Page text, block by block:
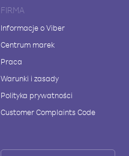
FIRMA
Informacje o Viber
Centrum marek
Praca
Warunki i zasady
Polityka prywatności
Customer Complaints Code